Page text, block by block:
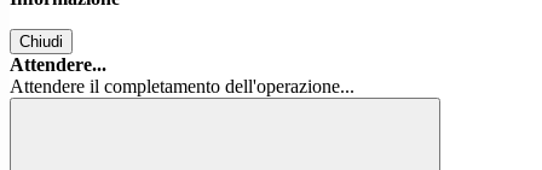
Chiudi
Attendere...
Attendere il completamento dell'operazione...